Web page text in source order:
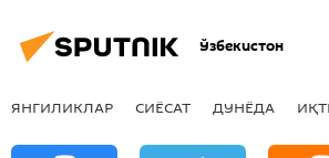
Ўзбекистон
ЯНГИЛИКЛАР СИЁСАТ ДУНЁДА